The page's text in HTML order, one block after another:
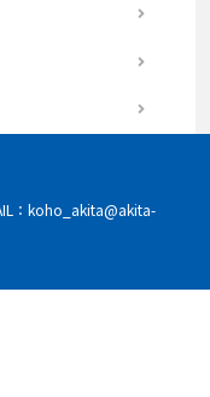
：koho_akita@akita-